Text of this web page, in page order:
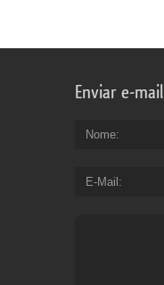
Enviar e-mail
Nome
E-Mail